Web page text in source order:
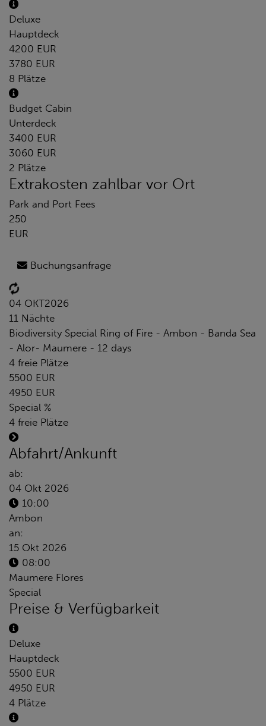
Deluxe
Hauptdeck
4200 EUR
3780 EUR
8 Plätze
Budget Cabin
Unterdeck
3400 EUR
3060 EUR
2 Plätze
Extrakosten zahlbar vor Ort
Park and Port Fees
250
EUR
Buchungsanfrage
04 OKT2026
11 Nächte
Biodiversity Special Ring of Fire - Ambon - Banda Sea
- Alor- Maumere - 12 days
4 freie Plätze
5500 EUR
4950 EUR
Special %
4 freie Plätze
Abfahrt/Ankunft
ab:
04 Okt 2026
10:00
Ambon
an:
15 Okt 2026
08:00
Maumere Flores
Special
Preise & Verfügbarkeit
Deluxe
Hauptdeck
5500 EUR
4950 EUR
4 Plätze